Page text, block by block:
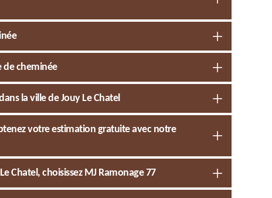
de cheminée
la ville de Jouy Le Chatel
votre estimation gratuite avec notre
Chatel, choisissez MJ Ramonage 77